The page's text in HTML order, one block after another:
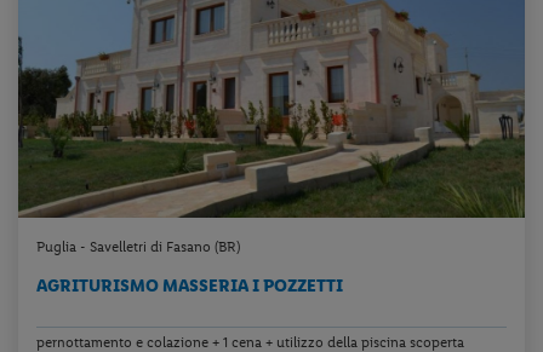
Puglia - Savelletri di Fasano (BR)
AGRITURISMO MASSERIA I POZZETTI
pernottamento e colazione + 1 cena + utilizzo della piscina scoperta